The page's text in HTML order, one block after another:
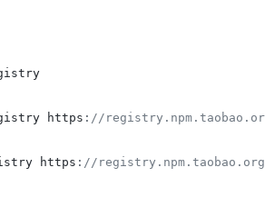
https : //
https : //registry.npm.taobao.org